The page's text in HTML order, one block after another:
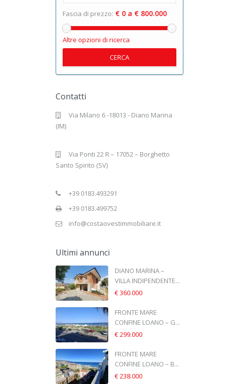
Fascia di prezzo: € 0 a € 800.000
Altre opzioni di ricerca
CERCA
Contatti
Via Milano 6 -18013 - Diano Marina
(IM)
Via Ponti 22 R – 17052 – Borghetto
Santo Spirito (SV)
+39 0183.493291
+39 0183.499752
info@costaovestimmobiliare.it
Ultimi annunci
DIANO MARINA –
VILLA INDIPENDENTE...
€ 360.000
FRONTE MARE
CONFINE LOANO – G...
€ 299.000
FRONTE MARE
CONFINE LOANO – B...
€ 238.000